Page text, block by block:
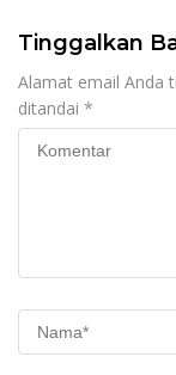
Tinggalkan
Alamat email Anda
ditandai *